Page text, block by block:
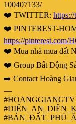
100407133/
❤️ TWITTER:
❤️ PINTEREST-
https://
❤️ Mua nhà mua đất
❤️ Group Bất Động
➡️ Contact Hoàng
—
#HOANGGIANGTV